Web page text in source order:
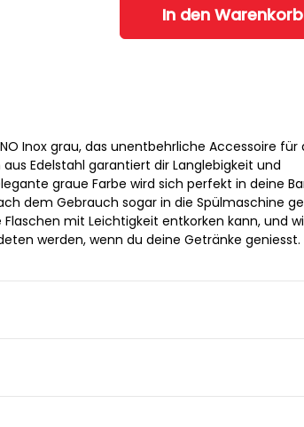
In den Warenkorb
Inox grau, das unentbehrliche Accessoire
Edelstahl garantiert dir Langlebigkeit und
graue Farbe wird sich perfekt in deine
dem Gebrauch sogar in die Spülmaschine
mit Leichtigkeit entkorken kann, und
werden, wenn du deine Getränke geniesst.